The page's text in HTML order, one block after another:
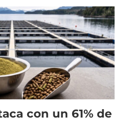
con un 61% de